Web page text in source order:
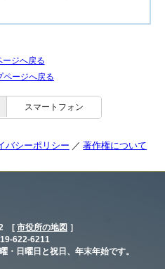
ージへ戻る
ページへ戻る
スマートフォン
バシーポリシー 著作権について
2 [ 市役所の地図 ］
622-6211
・日曜日と祝日、年末年始です。